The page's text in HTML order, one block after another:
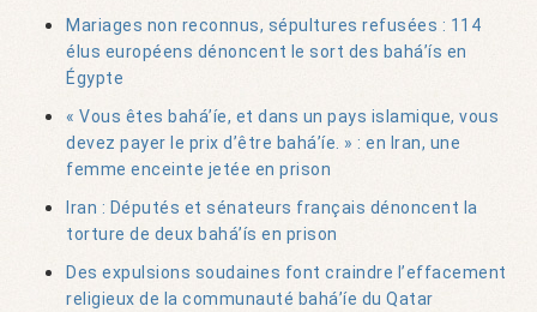
Mariages non reconnus, sépultures refusées : 114
élus européens dénoncent le sort des bahá’ís en
Égypte
« Vous êtes bahá’íe, et dans un pays islamique, vous
devez payer le prix d’être bahá’íe. » : en Iran, une
femme enceinte jetée en prison
Iran : Députés et sénateurs français dénoncent la
torture de deux bahá’ís en prison
Des expulsions soudaines font craindre l’effacement
religieux de la communauté bahá’íe du Qatar